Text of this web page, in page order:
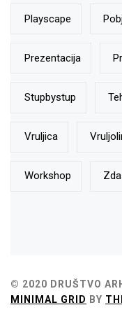
Playscape
Prezentacija
Stupbystup
Vruljica
Workshop Zda
© 2020 DRUŠTVO
MINIMAL GRID BY